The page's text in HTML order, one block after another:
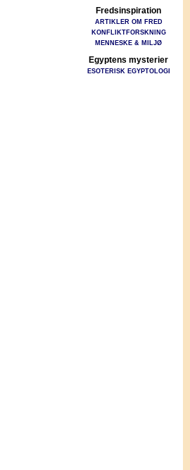
Fredsinspiration
ARTIKLER OM FRED
KONFLIKTFORSKNING
MENNESKE & MILJØ
Egyptens mysterier
ESOTERISK EGYPTOLOGI